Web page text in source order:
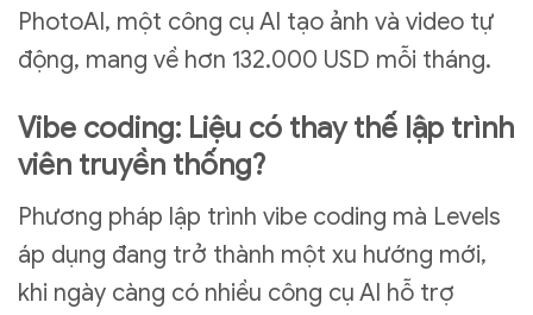
PhotoAI, một công cụ AI tạo ảnh và video tự
động, mang về hơn 132.000 USD mỗi tháng.
Vibe coding: Liệu có thay thế lập trình
viên truyền thống?
Phương pháp lập trình vibe coding mà Levels
áp dụng đang trở thành một xu hướng mới,
khi ngày càng có nhiều công cụ AI hỗ trợ